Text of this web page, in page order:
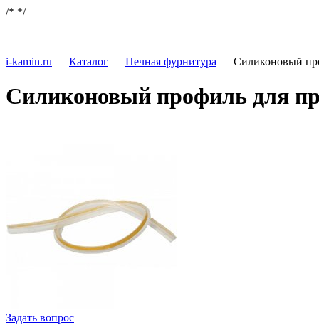
/* */
i-kamin.ru — Каталог — Печная фурнитура — Силиконовый
Силиконовый профиль для
Задать вопрос